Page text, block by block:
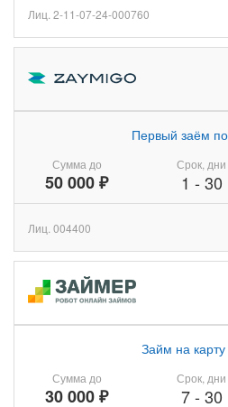
Лиц. 2-11-07-24-000760
Сумма до
50 000 ₽
Первый заём
Срок, дни
1 - 30
Лиц. 004400
Сумма до
30 000 ₽
Займ на
Срок, дни
7- 30